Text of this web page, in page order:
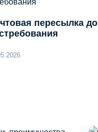
пересылка до